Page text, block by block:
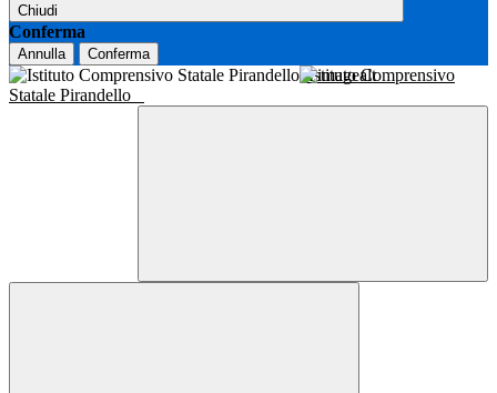
Chiudi
Conferma
Annulla Conferma
Istituto Comprensivo
Statale Pirandello